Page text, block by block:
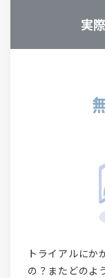
実
トライアルにか
の？またどのよ